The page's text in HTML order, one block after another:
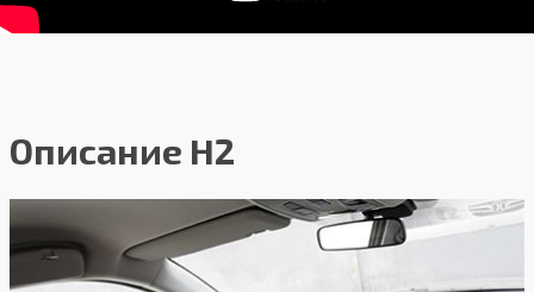
Описание H2